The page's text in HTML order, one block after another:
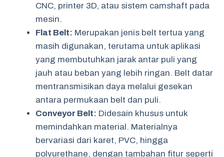
CNC, printer 3D, atau sistem camshaft pada
mesin.
Flat Belt: Merupakan jenis belt tertua yang
masih digunakan, terutama untuk aplikasi
yang membutuhkan jarak antar puli yang
jauh atau beban yang lebih ringan. Belt datar
mentransmisikan daya melalui gesekan
antara permukaan belt dan puli.
Conveyor Belt: Didesain khusus untuk
memindahkan material. Materialnya
bervariasi dari karet, PVC, hingga
polyurethane, dengan tambahan fitur seperti